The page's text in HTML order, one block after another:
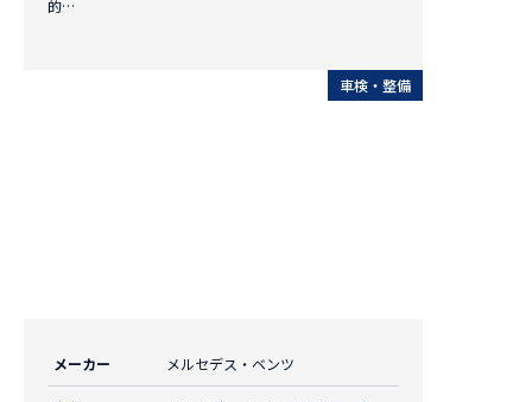
的…
車検・整備
メーカー メルセデス・ベンツ